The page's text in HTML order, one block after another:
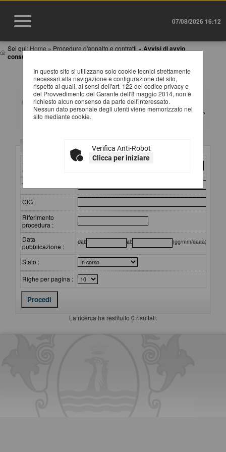
07/08/2026 16:12
Sei qui: Home » Procedure d'appalto e contratti » Avvisi di avvio
consultazione
In questo sito si utilizzano solo cookie tecnici strettamente
necessari alla navigazione e configurazione del sito,
rispetto ai quali, ai sensi dell'art. 122 del codice privacy e
del Provvedimento del Garante dell'8 maggio 2014, non è
richiesto alcun consenso da parte dell'interessato.
Nessun dato personale degli utenti viene memorizzato nel
sito mediante cookie.
Verifica Anti-Robot
Clicca per iniziare
AVVISI DI AVVIO CONSULTAZIONE
All'interno di questa sezione è possibile consultare gli
avvisi di avvio consultazione preliminari all'indizione di
una procedura negoziata senza bando. I dati di dettaglio
sono consultabili selezionando il collegamento
Stazione
appaltante :
Titolo :
CIG :
Riferimento
procedura :
Data
pubblicazione :
dal: al: (gg/mm/aaaa)
Stato :
Righe per pagina :
La ricerca ha restituito 0 risultati.